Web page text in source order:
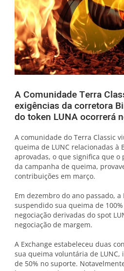
A Comunidade Terra
exigências da corretora
do token LUNA ocorrerá
A comunidade do Terra Classic
queima de LUNC relacionadas à
aprovadas, o que significa que
da campanha de queima,
contribuições em março.
Em dezembro do ano passado, a
suspendido sua queima de
negociação derivadas do spot
negociação de margem.
A Exchange estabeleceu duas
sua queima voluntária de
de 50% no suporte.